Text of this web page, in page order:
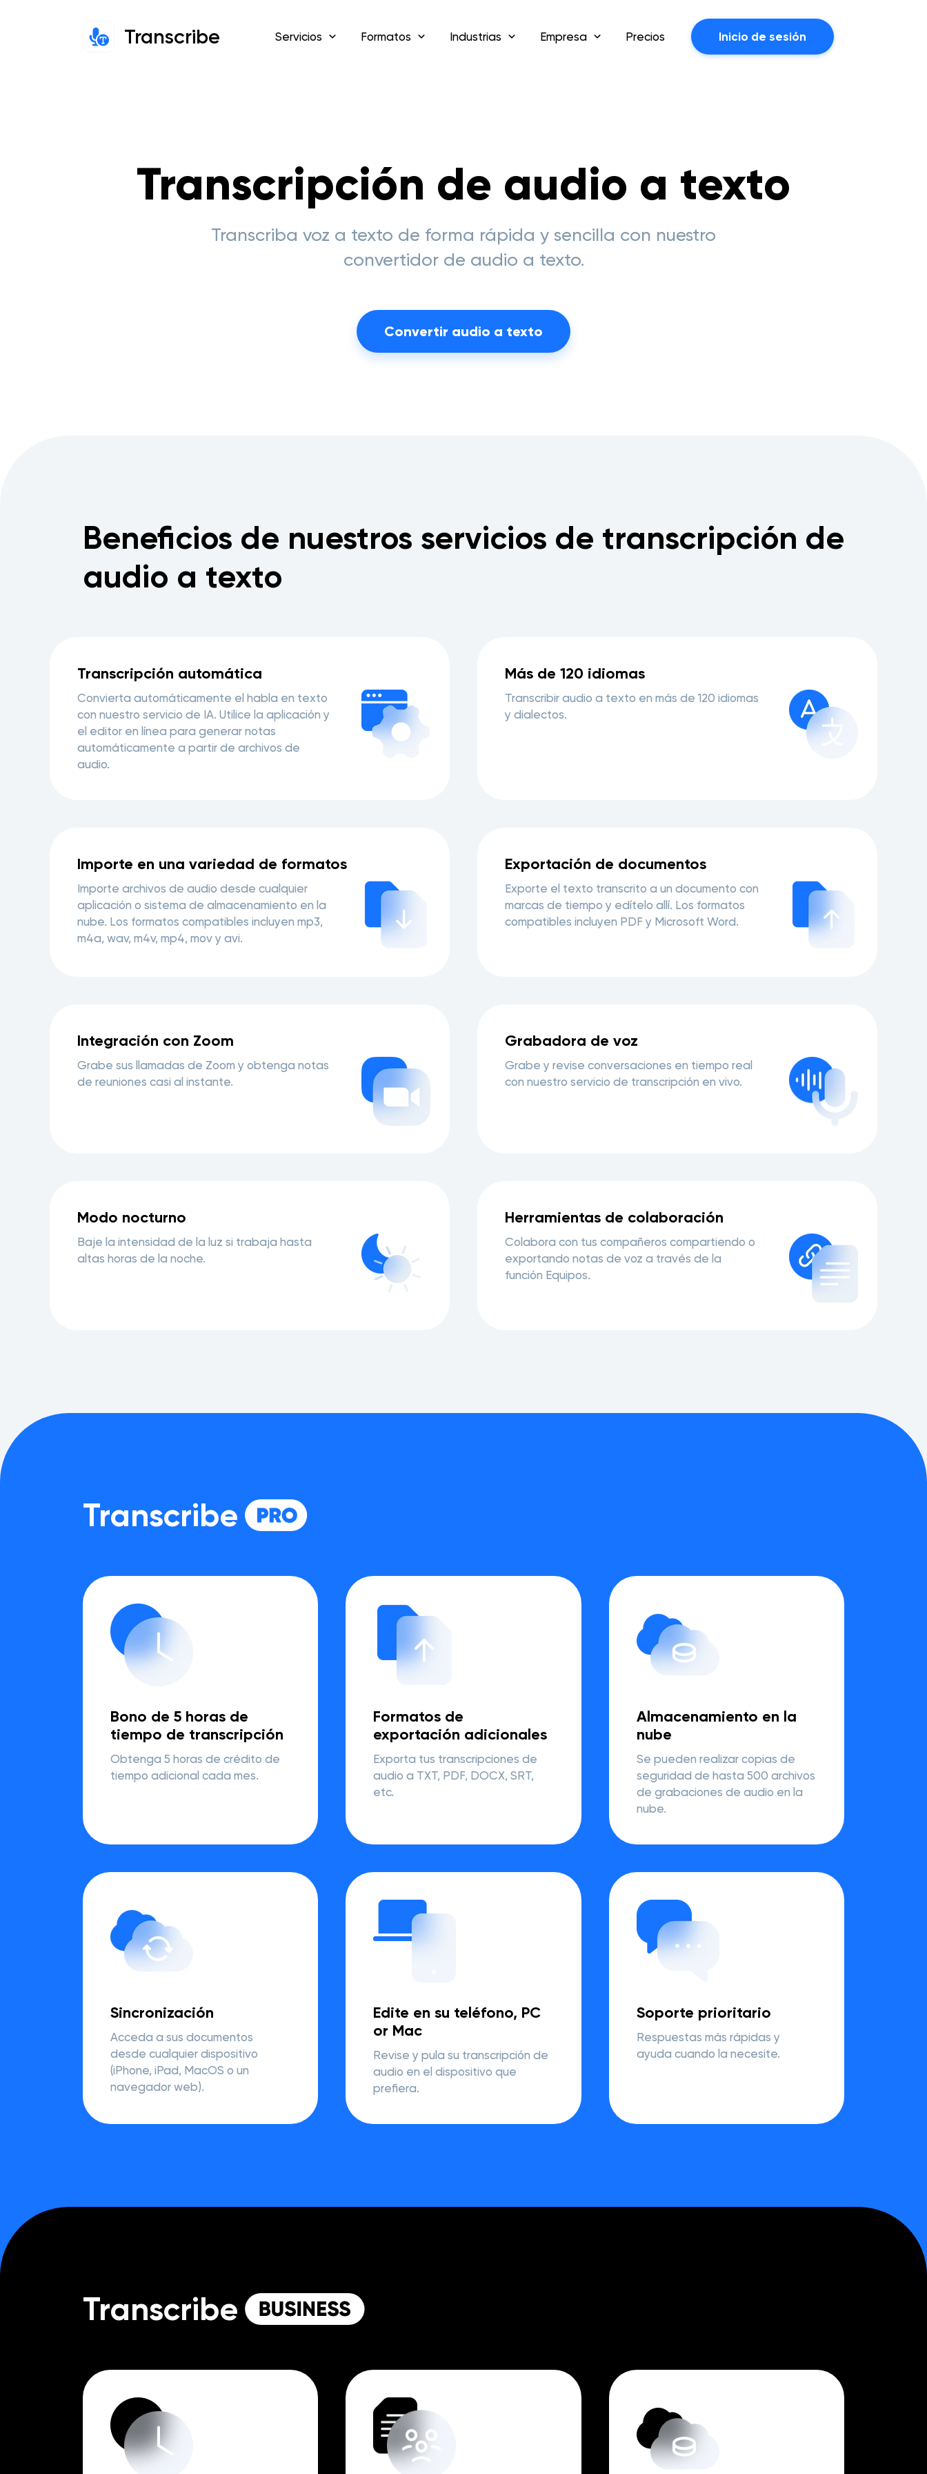
Transcribe Servicios Formatos Industrias Empresa Precios Inicio de sesión
Transcripción de audio a texto
Transcriba voz a texto de forma rápida y sencilla con nuestro
convertidor de audio a texto.
Convertir audio a texto
Beneficios de nuestros servicios de transcripción de
audio a texto
Transcripción automática
Convierta automáticamente el habla en texto
con nuestro servicio de IA. Utilice la aplicación y
el editor en línea para generar notas
automáticamente a partir de archivos de
audio.
Más de 120 idiomas
Transcribir audio a texto en más de 120 idiomas
y dialectos.
Importe en una variedad de formatos
Importe archivos de audio desde cualquier
aplicación o sistema de almacenamiento en la
nube. Los formatos compatibles incluyen mp3,
m4a, wav, m4v, mp4, mov y avi.
Exportación de documentos
Exporte el texto transcrito a un documento con
marcas de tiempo y edítelo allí. Los formatos
compatibles incluyen PDF y Microsoft Word.
Integración con Zoom
Grabe sus llamadas de Zoom y obtenga notas
de reuniones casi al instante.
Grabadora de voz
Grabe y revise conversaciones en tiempo real
con nuestro servicio de transcripción en vivo.
Modo nocturno
Baje la intensidad de la luz si trabaja hasta
altas horas de la noche.
Herramientas de colaboración
Colabora con tus compañeros compartiendo o
exportando notas de voz a través de la
función Equipos.
Transcribe
Bono de 5 horas de
tiempo de transcripción
Obtenga 5 horas de crédito de
tiempo adicional cada mes.
Formatos de
exportación adicionales
Exporta tus transcripciones de
audio a TXT, PDF, DOCX, SRT,
etc.
Almacenamiento en la
nube
Se pueden realizar copias de
seguridad de hasta 500 archivos
de grabaciones de audio en la
nube.
Sincronización
Acceda a sus documentos
desde cualquier dispositivo
(iPhone, iPad, MacOS o un
navegador web).
Edite en su teléfono, PC
or Mac
Revise y pula su transcripción de
audio en el dispositivo que
prefiera.
Soporte prioritario
Respuestas más rápidas y
ayuda cuando la necesite.
Transcribe